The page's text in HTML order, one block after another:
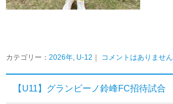
カテゴリー： 2026年, U-12 コメントはありません
【U11】グランビーノ鈴峰FC招待試合